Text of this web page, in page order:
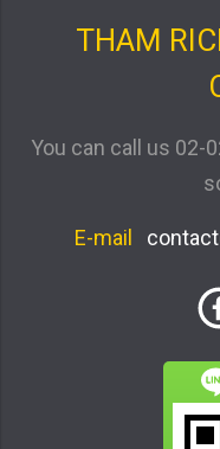
THAM
You can call us 02-
E-mail